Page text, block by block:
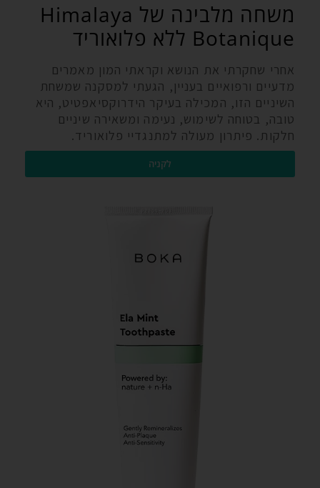
משחה מלבינה של Himalaya
Botanique ללא פלואוריד
אחרי שחקרתי את הנושא וקראתי המון מאמרים
מדעיים ורפואיים בעניין, הגעתי למסקנה שמשחת
השיניים הזו, המכילה בעיקר הידרוקסיאפטיט, היא
טובה, בטוחה לשימוש, נעימה ומשאירה שיניים
חלקות. פיתרון מעולה למתנגדיי פלואוריד.
לקניה